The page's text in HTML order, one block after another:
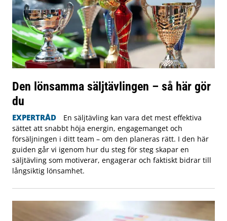
Den lönsamma säljtävlingen – så här gör
du
EXPERTRÅD
En säljtävling kan vara det mest effektiva
sättet att snabbt höja energin, engagemanget och
försäljningen i ditt team – om den planeras rätt. I den här
guiden går vi igenom hur du steg för steg skapar en
säljtävling som motiverar, engagerar och faktiskt bidrar till
långsiktig lönsamhet.